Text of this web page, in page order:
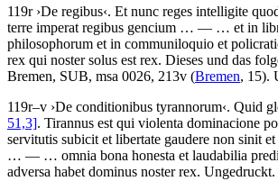
119r ›De regibus‹. Et nunc reges intelligite
terre imperat regibus gencium … — … et in
philosophorum et in communiloquio et
rex qui noster solus est rex. Dieses und das
Bremen, SUB, msa 0026, 213v (Bremen, 15).
119r–v ›De conditionibus tyrannorum‹. Quid
51,3]. Tirannus est qui violenta dominacione
servitutis subicit et libertate gaudere non sinit
… — … omnia bona honesta et laudabilia
adversa habet dominus noster rex. Ungedruckt.